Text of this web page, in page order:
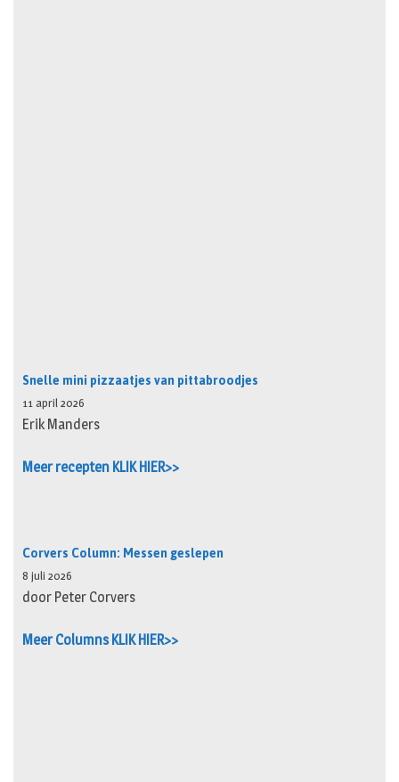
Snelle mini pizzaatjes van pittabroodjes
11 april 2026
Erik Manders
Meer recepten KLIK HIER>>
Corvers Column: Messen geslepen
8 juli 2026
door Peter Corvers
Meer Columns KLIK HIER>>